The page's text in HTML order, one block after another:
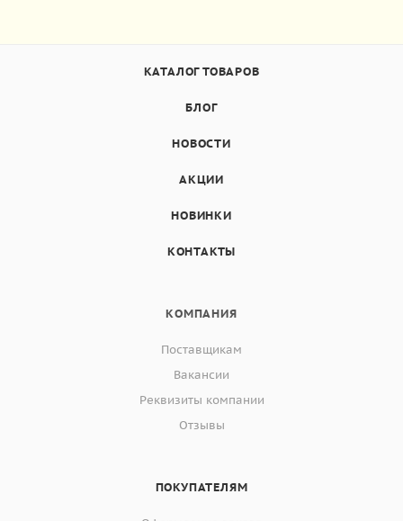
КАТАЛОГ ТОВАРОВ
БЛОГ
НОВОСТИ
АКЦИИ
НОВИНКИ
КОНТАКТЫ
КОМПАНИЯ
Поставщикам
Вакансии
Реквизиты компании
Отзывы
ПОКУПАТЕЛЯМ